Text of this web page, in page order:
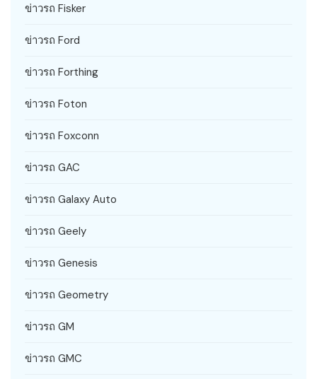
ข่าวรถ Fisker
ข่าวรถ Ford
ข่าวรถ Forthing
ข่าวรถ Foton
ข่าวรถ Foxconn
ข่าวรถ GAC
ข่าวรถ Galaxy Auto
ข่าวรถ Geely
ข่าวรถ Genesis
ข่าวรถ Geometry
ข่าวรถ GM
ข่าวรถ GMC